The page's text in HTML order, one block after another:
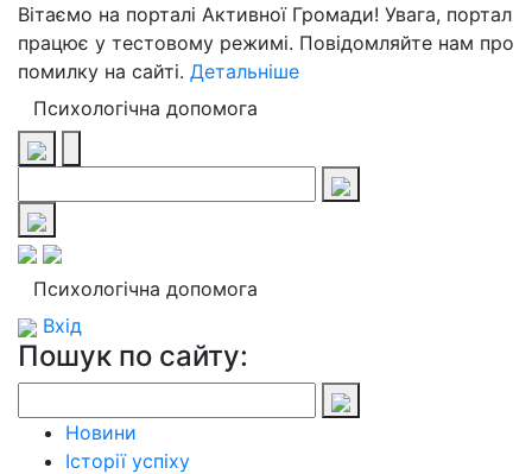
Вітаємо на порталі Активної Громади! Увага, портал
працює у тестовому режимі. Повідомляйте нам про
помилку на сайті. Детальніше
Психологічна допомога
Психологічна допомога
Вхід
Пошук по сайту:
Новини
Історії успіху